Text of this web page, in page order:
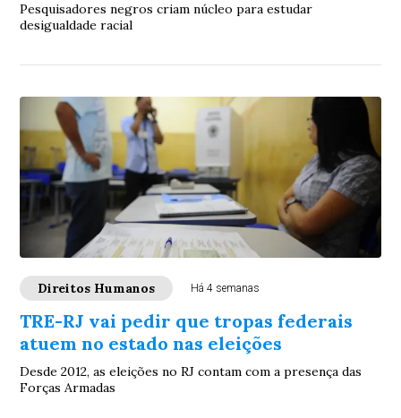
Pesquisadores negros criam núcleo para estudar
desigualdade racial
Direitos Humanos Há 4 semanas
TRE-RJ vai pedir que tropas federais
atuem no estado nas eleições
Desde 2012, as eleições no RJ contam com a presença das
Forças Armadas